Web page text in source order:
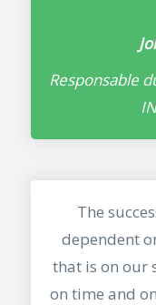
Responsable
The
dependent
that is on our
on time and